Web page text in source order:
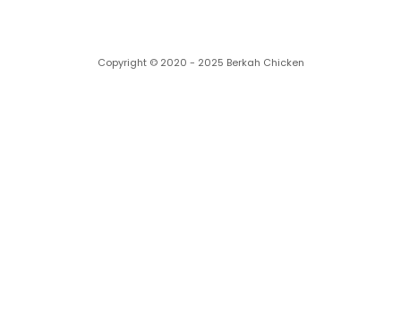
Copyright © 2020 - 2025 Berkah Chicken